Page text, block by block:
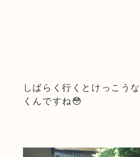
しばらく行くとけっこう
くんですね😳